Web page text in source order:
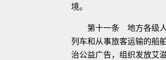
境。
第十一条 地方各级人
列车和从事旅客运输的船
治公益广告，组织发放艾